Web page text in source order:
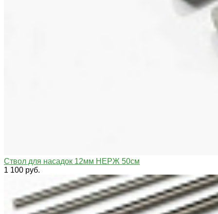
Ствол для насадок 12мм НЕРЖ 50см
1 100 руб.